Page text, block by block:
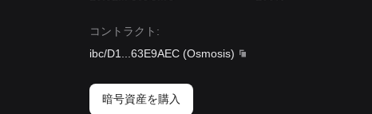
コントラクト :
ibc/D1
63E9AEC (Osmosis)
暗号資産を購入